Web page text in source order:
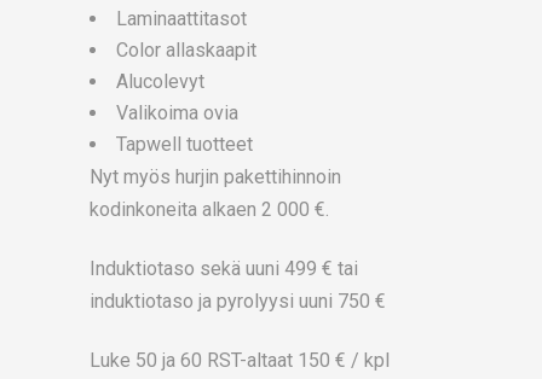
Laminaattitasot
Color allaskaapit
Alucolevyt
Valikoima ovia
Tapwell tuotteet
Nyt myös hurjin pakettihinnoin
kodinkoneita alkaen 2 000 €.
Induktiotaso sekä uuni 499 € tai
induktiotaso ja pyrolyysi uuni 750 €
Luke 50 ja 60 RST-altaat 150 € / kpl